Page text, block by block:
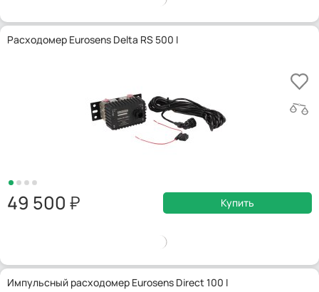
Расходомер Eurosens Delta RS 500 I
49 500 Купить
Импульсный расходомер Eurosens Direct 100 I